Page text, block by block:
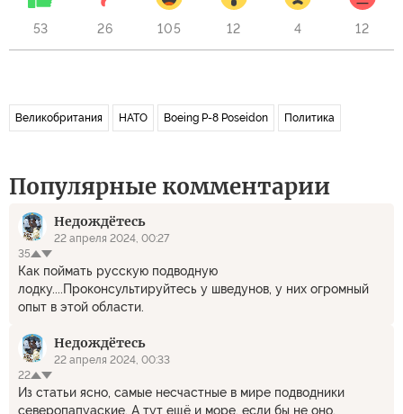
53 26 105 12 4 12
Великобритания НАТО Boeing P-8 Poseidon Политика
Популярные комментарии
Недождётесь
22 апреля 2024, 00:27
35
Как поймать русскую подводную
лодку....Проконсультируйтесь у шведунов, у них огромный
опыт в этой области.
Недождётесь
22 апреля 2024, 00:33
22
Из статьи ясно, самые несчастные в мире подводники
северопапуаские. А тут ещё и море, если бы не оно,